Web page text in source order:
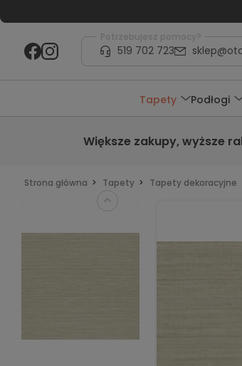
Potrzebujesz pomocy?
519 702 723
Tapety Podłogi
Większe zakupy,wyższe
Strona główna Tapety Tapety dekoracyjne